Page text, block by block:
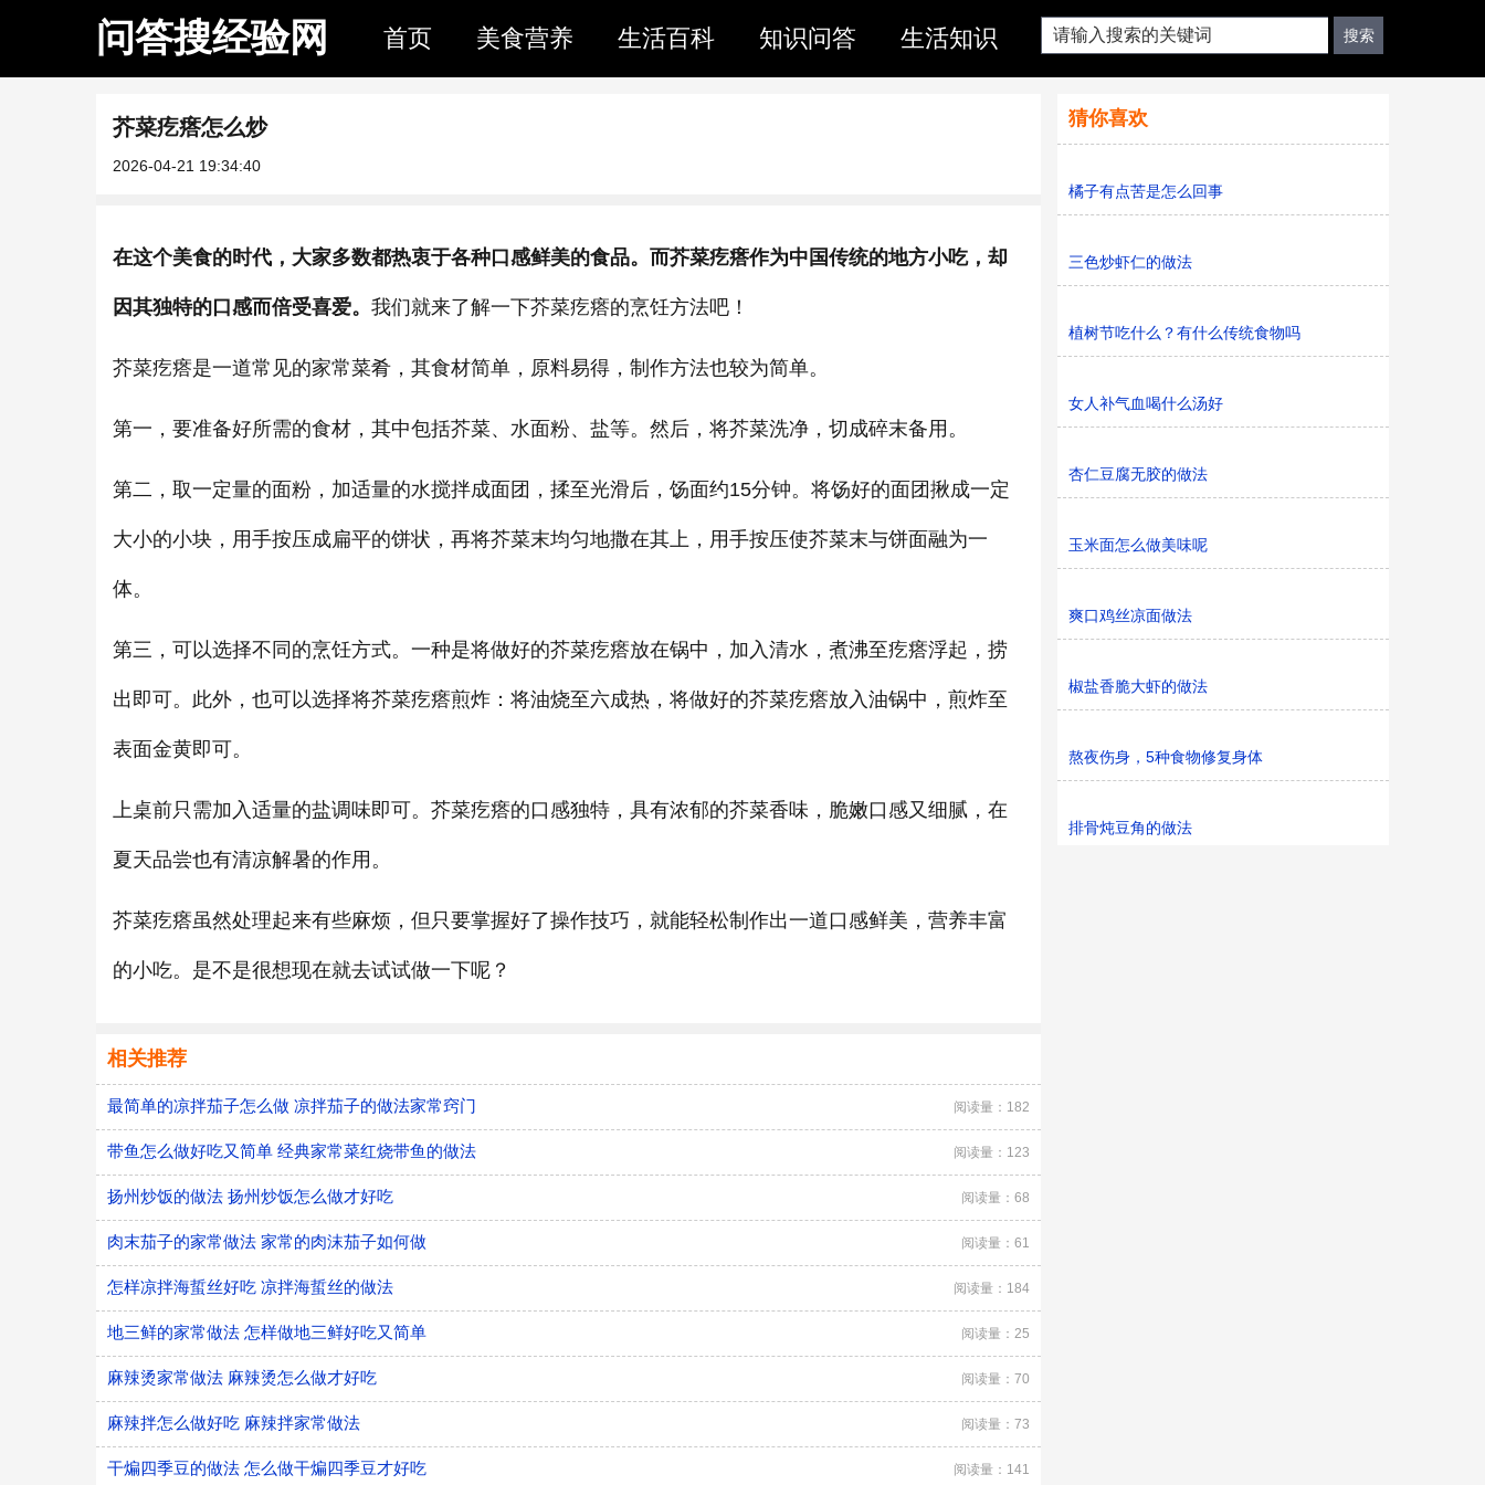
问答搜经验网 首页 美食营养 生活百科 知识问答 生活知识
芥菜疙瘩怎么炒
2026-04-21 19:34:40
在这个美食的时代，大家多数都热衷于各种口感鲜美的食品。而芥菜疙瘩作为中国传统的地方小吃，却
因其独特的口感而倍受喜爱。 我们就来了解一下芥菜疙瘩的烹饪方法吧！
芥菜疙瘩是一道常见的家常菜肴，其食材简单，原料易得，制作方法也较为简单。
第一，要准备好所需的食材，其中包括芥菜、水面粉、盐等。然后，将芥菜洗净，切成碎末备用。
第二，取一定量的面粉，加适量的水搅拌成面团，揉至光滑后，饧面约15分钟。将饧好的面团揪成一定
大小的小块，用手按压成扁平的饼状，再将芥菜末均匀地撒在其上，用手按压使芥菜末与饼面融为一
体。
第三，可以选择不同的烹饪方式。一种是将做好的芥菜疙瘩放在锅中，加入清水，煮沸至疙瘩浮起，捞
出即可。此外，也可以选择将芥菜疙瘩煎炸：将油烧至六成热，将做好的芥菜疙瘩放入油锅中，煎炸至
表面金黄即可。
上桌前只需加入适量的盐调味即可。芥菜疙瘩的口感独特，具有浓郁的芥菜香味，脆嫩口感又细腻，在
夏天品尝也有清凉解暑的作用。
芥菜疙瘩虽然处理起来有些麻烦，但只要掌握好了操作技巧，就能轻松制作出一道口感鲜美，营养丰富
的小吃。是不是很想现在就去试试做一下呢？
相关推荐
最简单的凉拌茄子怎么做 凉拌茄子的做法家常窍门 阅读量：182
带鱼怎么做好吃又简单 经典家常菜红烧带鱼的做法 阅读量：123
扬州炒饭的做法 扬州炒饭怎么做才好吃 阅读量：68
肉末茄子的家常做法 家常的肉沫茄子如何做 阅读量：61
怎样凉拌海蜇丝好吃 凉拌海蜇丝的做法 阅读量：184
地三鲜的家常做法 怎样做地三鲜好吃又简单 阅读量：25
麻辣烫家常做法 麻辣烫怎么做才好吃 阅读量：70
麻辣拌怎么做好吃 麻辣拌家常做法 阅读量：73
干煸四季豆的做法 怎么做干煸四季豆才好吃 阅读量：141
猜你喜欢
橘子有点苦是怎么回事
三色炒虾仁的做法
植树节吃什么？有什么传统食物吗
女人补气血喝什么汤好
杏仁豆腐无胶的做法
玉米面怎么做美味呢
爽口鸡丝凉面做法
椒盐香脆大虾的做法
熬夜伤身，5种食物修复身体
排骨炖豆角的做法